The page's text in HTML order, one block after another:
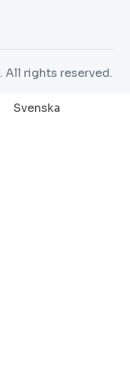
All rights reserved.
Svenska